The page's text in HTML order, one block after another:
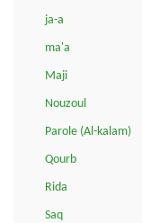
ja-a
ma'a
Maji
Nouzoul
Parole (Al-kalam)
Qourb
Rida
Saq